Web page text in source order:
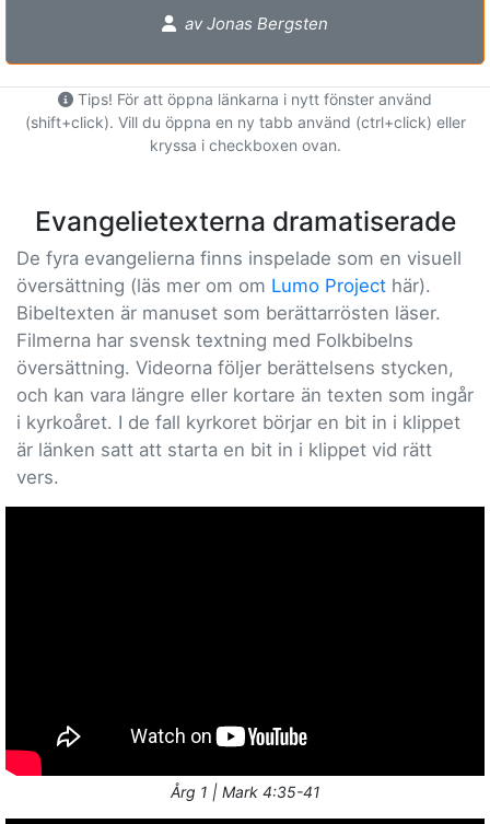
av Jonas Bergsten
Tips! För att öppna länkarna i nytt fönster använd
(shift+click). Vill du öppna en ny tabb använd (ctrl+click) eller
kryssa i checkboxen ovan.
Evangelietexterna dramatiserade
De fyra evangelierna finns inspelade som en visuell
översättning (läs mer om om Lumo Project här).
Bibeltexten är manuset som berättarrösten läser.
Filmerna har svensk textning med Folkbibelns
översättning. Videorna följer berättelsens stycken,
och kan vara längre eller kortare än texten som ingår
i kyrkoåret. I de fall kyrkoret börjar en bit in i klippet
är länken satt att starta en bit in i klippet vid rätt
vers.
Årg 1 | Mark 4:35-41